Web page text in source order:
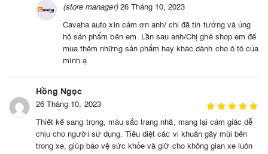
(store manager) 26 Tháng 10, 2023
Cavaha auto xin cảm ơn anh/ chị đã tin tưởng và ủng
hộ sản phẩm bên em. Lần sau anh/Chị ghé shop em để
mua thêm những sản phẩm hay khác dành cho ô tô của
mình ạ
Hồng Ngọc
26 Tháng 10, 2023
Thiết kế sang trọng, màu sắc trang nhã, mang lại cảm giác dễ
chịu cho người sử dụng. Tiêu diệt các vi khuẩn gây mùi bên
trong xe, giúp bảo vệ sức khỏe và giữ cho không gian xe luôn